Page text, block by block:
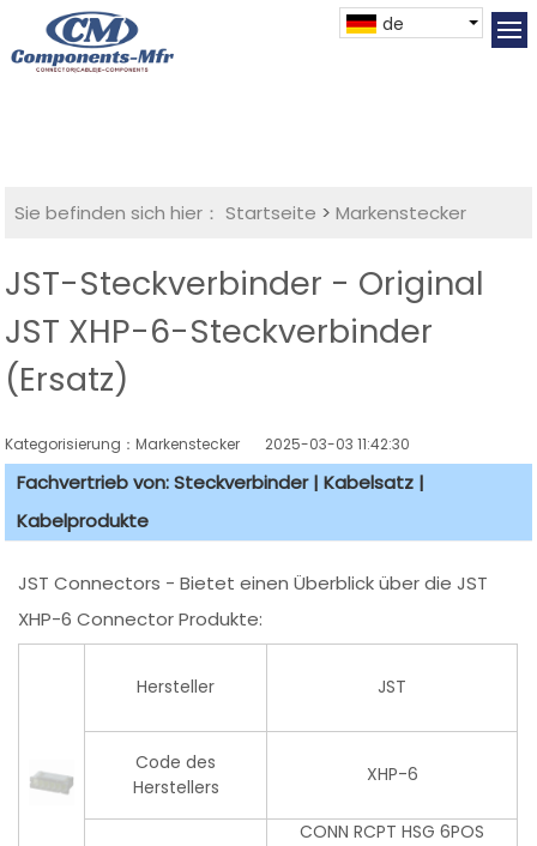
de
Sie befinden sich hier： Startseite >Markenstecker
JST-Steckverbinder - Original
JST XHP-6-Steckverbinder
(Ersatz)
Kategorisierung：Markenstecker 2025-03-03 11:42:30
Fachvertrieb von: Steckverbinder | Kabelsatz |
Kabelprodukte
JST Connectors - Bietet einen Überblick über die JST
XHP-6 Connector Produkte:
Hersteller JST
Code des
Herstellers
XHP-6
CONN RCPT HSG 6POS